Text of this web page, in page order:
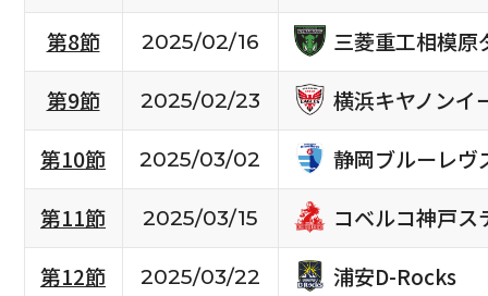
第8節
2025/02/16
三菱重工相模原
第9節
2025/02/23
横浜キヤノンイ
第10節
2025/03/02
静岡ブルーレヴ
第11節
2025/03/15
コベルコ神戸ス
第12節
2025/03/22
浦安D-Rocks